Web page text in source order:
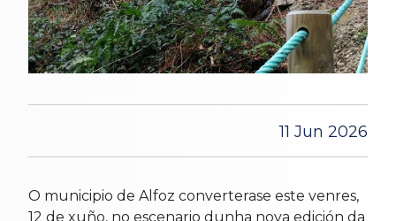
11 Jun 2026
O municipio de Alfoz converterase este venres,
12 de xuño, no escenario dunha nova edición da